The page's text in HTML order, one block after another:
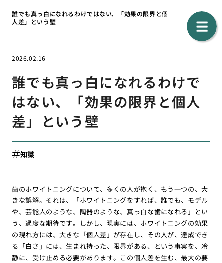
誰でも真っ白になれるわけではない、「効果の限界と個
人差」という壁
2026.02.16
誰でも真っ白になれるわけで
はない、「効果の限界と個人
差」という壁
知識
歯のホワイトニングについて、多くの人が抱く、もう一つの、大
きな誤解。それは、「ホワイトニングをすれば、誰でも、モデル
や、芸能人のような、陶器のような、真っ白な歯になれる」とい
う、過度な期待です。しかし、現実には、ホワイトニングの効果
の現れ方には、大きな「個人差」が存在し、その人が、達成でき
る「白さ」には、生まれ持った、限界がある、という事実を、冷
静に、受け止める必要があります。この個人差を生む、最大の要